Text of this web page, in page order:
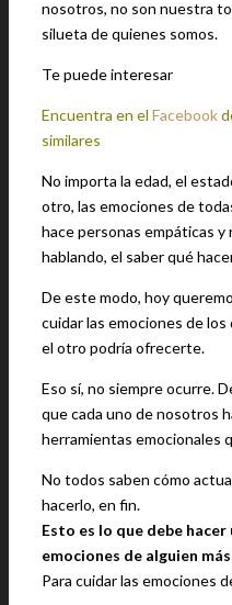
nosotros, no son nuestra
silueta de quienes somos.
Te puede interesar
Encuentra en el Facebook
similares
No importa la edad, el
otro, las emociones de
hace personas empáticas
hablando, el saber qué
De este modo, hoy
cuidar las emociones de los
el otro podría ofrecerte.
Eso sí, no siempre ocurre.
que cada uno de nosotros
herramientas emocionales
No todos saben cómo
hacerlo, en fin.
Esto es lo que debe hacer
emociones de alguien más
Para cuidar las emociones